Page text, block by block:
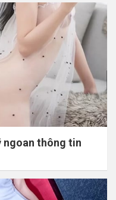
ngoan thông tin